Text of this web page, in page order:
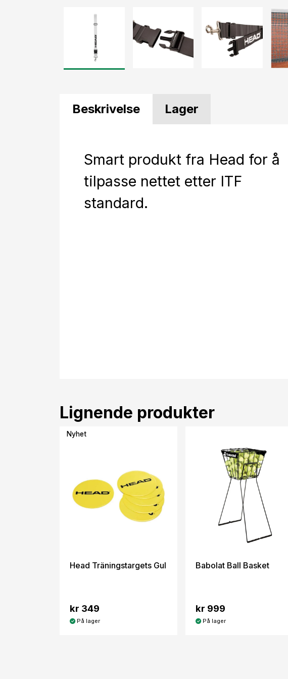
Beskrivelse Lager
Smart produkt fra Head for å
tilpasse nettet etter ITF
standard.
Lignende produkter
Nyhet
Head Träningstargets Gul
kr 349
På lager
Babolat Ball Basket
kr 999
På lager